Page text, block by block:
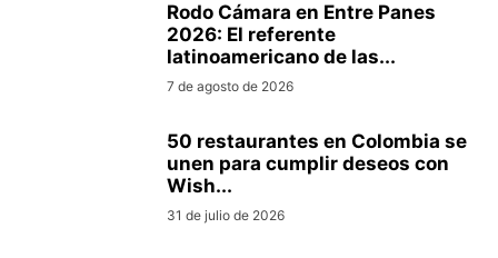
Rodo Cámara en Entre Panes
2026: El referente
latinoamericano de las...
7 de agosto de 2026
50 restaurantes en Colombia se
unen para cumplir deseos con
Wish...
31 de julio de 2026